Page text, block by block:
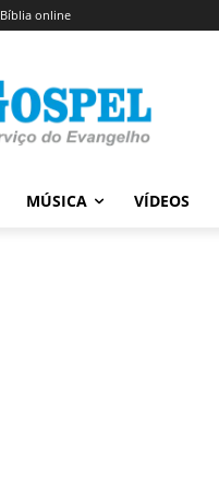
Bíblia online
MÚSICA VÍDEOS